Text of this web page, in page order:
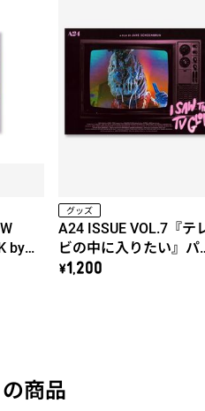
by
グッズ
A24 ISSUE VOL.7『テ
ビの中に入りたい』パ
フレット【A24ショッパ
\1,200
商品